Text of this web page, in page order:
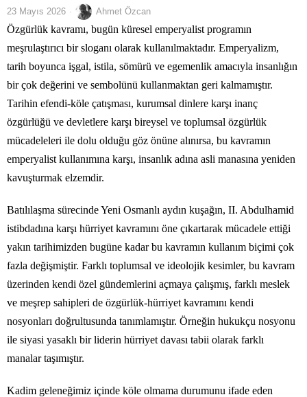
23 Mayıs 2026 Ahmet Özcan
Özgürlük kavramı, bugün küresel emperyalist programın
meşrulaştırıcı bir sloganı olarak kullanılmaktadır. Emperyalizm,
tarih boyunca işgal, istila, sömürü ve egemenlik amacıyla insanlığın
bir çok değerini ve sembolünü kullanmaktan geri kalmamıştır.
Tarihin efendi-köle çatışması, kurumsal dinlere karşı inanç
özgürlüğü ve devletlere karşı bireysel ve toplumsal özgürlük
mücadeleleri ile dolu olduğu göz önüne alınırsa, bu kavramın
emperyalist kullanımına karşı, insanlık adına asli manasına yeniden
kavuşturmak elzemdir.
Batılılaşma sürecinde Yeni Osmanlı aydın kuşağın, II. Abdulhamid
istibdadına karşı hürriyet kavramını öne çıkartarak mücadele ettiği
yakın tarihimizden bugüne kadar bu kavramın kullanım biçimi çok
fazla değişmiştir. Farklı toplumsal ve ideolojik kesimler, bu kavram
üzerinden kendi özel gündemlerini açmaya çalışmış, farklı meslek
ve meşrep sahipleri de özgürlük-hürriyet kavramını kendi
nosyonları doğrultusunda tanımlamıştır. Örneğin hukukçu nosyonu
ile siyasi yasaklı bir liderin hürriyet davası tabii olarak farklı
manalar taşımıştır.
Kadim geleneğimiz içinde köle olmama durumunu ifade eden